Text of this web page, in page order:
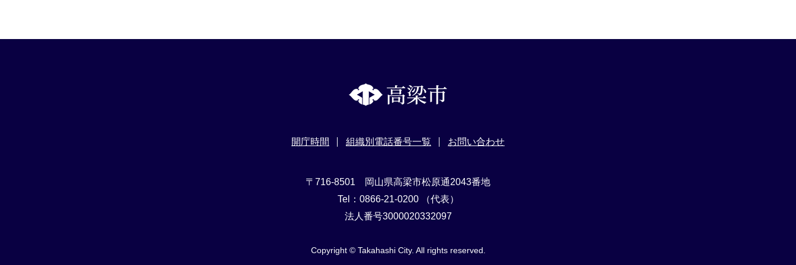
開庁時間 組織別電話番号一覧 お問い合わせ
〒716-8501 岡山県高梁市松原通2043番地
Tel：0866-21-0200 （代表）
法人番号3000020332097
Copyright © Takahashi City. All rights reserved.